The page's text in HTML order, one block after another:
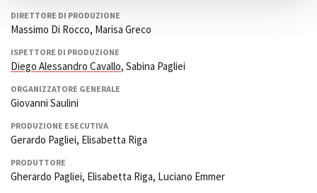
DIRETTORE DI PRODUZIONE
Massimo Di Rocco, Marisa Greco
ISPETTORE DI PRODUZIONE
Diego Alessandro Cavallo, Sabina Pagliei
ORGANIZZATORE GENERALE
Giovanni Saulini
PRODUZIONE ESECUTIVA
Gerardo Pagliei, Elisabetta Riga
PRODUTTORE
Gherardo Pagliei, Elisabetta Riga, Luciano Emmer